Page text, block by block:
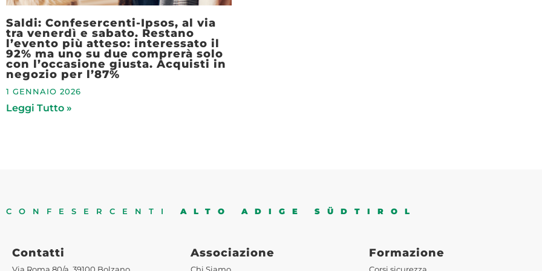
Saldi: Confesercenti-Ipsos, al via
tra venerdì e sabato. Restano
l’evento più atteso: interessato il
92% ma uno su due comprerà solo
con l’occasione giusta. Acquisti in
negozio per l’87%
1 GENNAIO 2026
Leggi Tutto »
CONFESERCENTI ALTO ADIGE SÜDTIROL
Contatti Associazione Formazione